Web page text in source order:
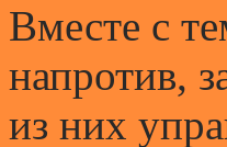
Вместе с
напротив,
из них